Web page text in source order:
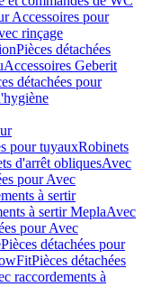
Accessoires pour
rinçage
Pièces détachées
Accessoires Geberit
détachées pour
pour tuyauxRobinets
d'arrêt obliquesAvec
pour Avec
à sertir
à sertir MeplaAvec
pour Avec
Pièces détachées pour
Pièces détachées
raccordements à